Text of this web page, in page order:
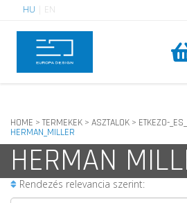
HU EN
HOME > TERMEKEK > ASZTALOK > ETKEZO-
HERMAN_MILLER
HERMAN
Rendezés relevancia szerint: